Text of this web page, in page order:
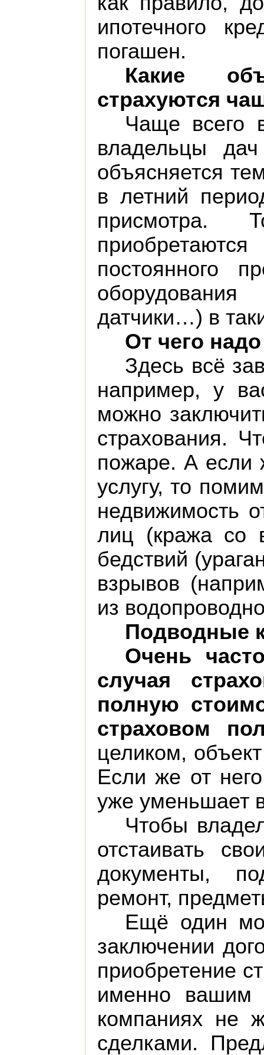
ипотечного
погашен.
Какие
страхуются
Чаще всего
владельцы
объясняется
в летний
присмотра.
постоянного
оборудования
датчики…) в
От чего
Здесь всё
например, у
можно
страхования.
пожаре. А если
услугу, то
недвижимость
лиц (кража со
бедствий
взрывов
из
Подводные
Очень
случая
полную
страховом
целиком,
Если же от
уже уменьшает
Чтобы
отстаивать
документы,
ремонт,
Ещё один
заключении
приобретение
именно вашим
компаниях не
сделками.